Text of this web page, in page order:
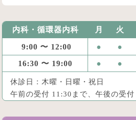
内科・循環器内科 月 火
9:00 〜 12:00 ● ●
16:30 〜 19:00 ● ●
休診日：木曜・日曜・祝日
午前の受付 11:30まで、午後の受